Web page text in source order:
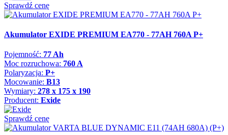
Sprawdź cenę
Akumulator EXIDE PREMIUM EA770 - 77AH 760A P+
Pojemność: 77 Ah
Moc rozruchowa: 760 A
Polaryzacja: P+
Mocowanie: B13
Wymiary: 278 x 175 x 190
Producent: Exide
Sprawdź cenę